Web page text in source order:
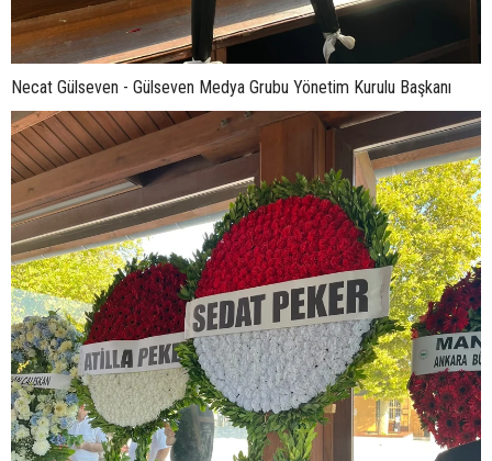
Necat Gülseven - Gülseven Medya Grubu Yönetim Kurulu Başkanı